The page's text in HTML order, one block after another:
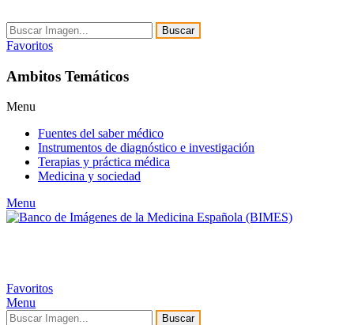
Buscar
Favoritos
Ambitos Temáticos
Menu
Fuentes del saber médico
Instrumentos de diagnóstico e investigación
Terapias y práctica médica
Medicina y sociedad
Menu
Favoritos
Menu
Buscar